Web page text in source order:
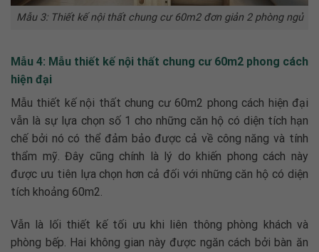
Mẫu 3: Thiết kế nội thất chung cư 60m2 đơn giản 2 phòng ngủ
Mẫu 4: Mẫu thiết kế nội thất chung cư 60m2 phong cách
hiện đại
Mẫu thiết kế nội thất chung cư 60m2 phong cách hiện đại
vẫn là sự lựa chọn số 1 cho những căn hộ có diện tích hạn
chế bởi nó có thể đảm bảo được cả về công năng và tính
thẩm mỹ. Đây cũng chính là lý do khiến phong cách này
được ưu tiên lựa chọn hơn cả đối với những căn hộ có diện
tích khoảng 60m2.
Vẫn là lối thiết kế tối ưu khi liên thông phòng khách và
phòng bếp. Hai không gian này được ngăn cách bởi bàn ăn